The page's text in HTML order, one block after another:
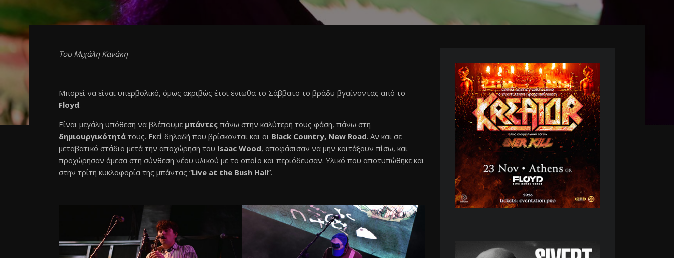
Του Μιχάλη Κανάκη
Μπορεί να είναι υπερβολικό, όμως ακριβώς έτσι ένιωθα το Σάββατο το βράδυ βγαίνοντας από το
Floyd.
Είναι μεγάλη υπόθεση να βλέπουμε μπάντες πάνω στην καλύτερή τους φάση, πάνω στη
δημιουργικότητά τους. Εκεί δηλαδή που βρίσκονται και οι Black Country, New Road. Αν και σε
μεταβατικό στάδιο μετά την αποχώρηση του Isaac Wood, αποφάσισαν να μην κοιτάξουν πίσω, και
προχώρησαν άμεσα στη σύνθεση νέου υλικού με το οποίο και περιόδευσαν. Υλικό που αποτυπώθηκε και
στην τρίτη κυκλοφορία της μπάντας “Live at the Bush Hall”.